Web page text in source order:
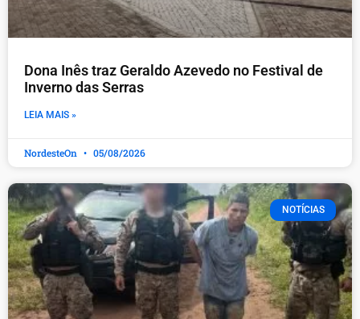
Dona Inês traz Geraldo Azevedo no Festival de
Inverno das Serras
LEIA MAIS »
NordesteOn 05/08/2026
NOTÍCIAS